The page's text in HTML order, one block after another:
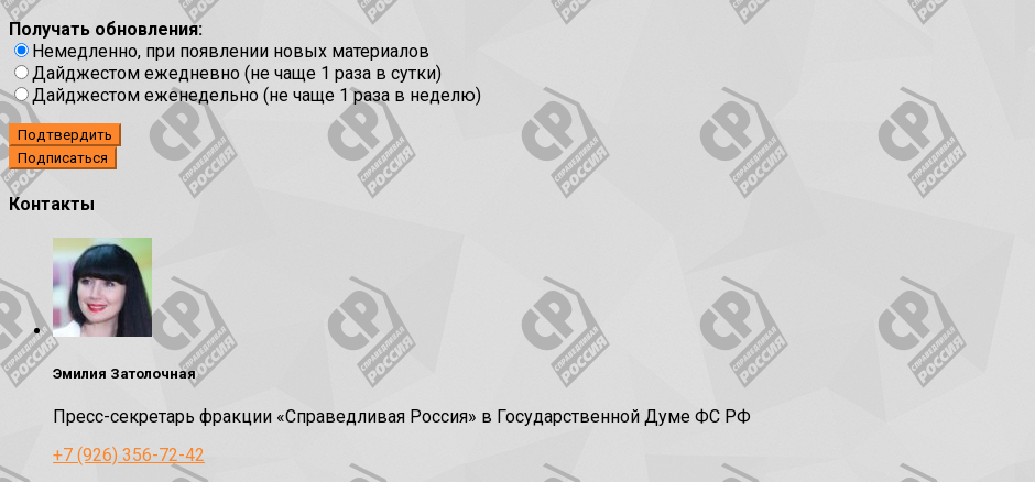
Получать обновления:
Немедленно, при появлении новых материалов
Дайджестом ежедневно (не чаще 1 раза в сутки)
Дайджестом еженедельно (не чаще 1 раза в неделю)
Подтвердить
Контакты
Эмилия Затолочная
Пресс-секретарь фракции «Справедливая Россия» в Государственной Думе ФС РФ
+7 (926) 356-72-42